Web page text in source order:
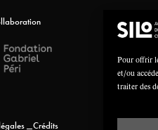
Pour offrir
et/ou
traiter des
Crédits